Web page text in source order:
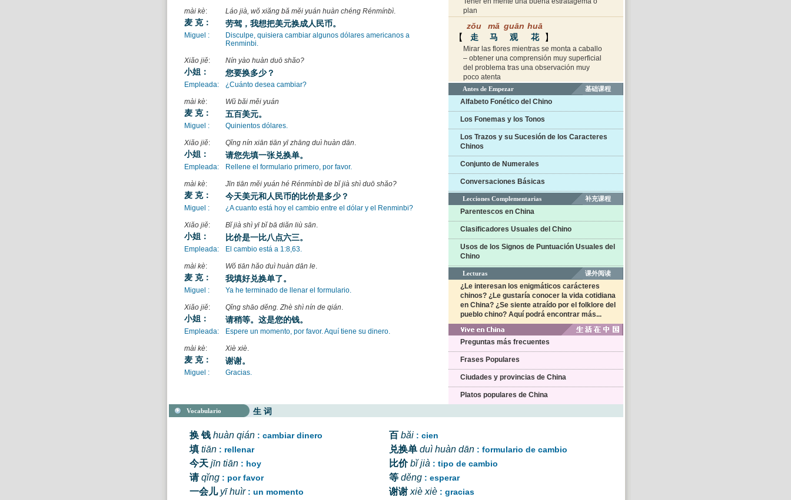
mài kè: Láo jià, wŏ xiăng bă měi yuán huàn chéng Rénmínbì.
麦 克： 劳驾，我想把美元换成人民币。
Miguel :
Disculpe, quisiera cambiar algunos dólares americanos a
Renminbi.
Xiăo jiě: Nín yào huàn duō shăo?
小姐： 您要换多少？
Empleada: ¿Cuánto desea cambiar?
mài kè: Wŭ băi měi yuán
麦 克： 五百美元。
Miguel : Quinientos dólares.
Xiăo jiě: Qĭng nín xiān tiān yī zhāng duì huàn dān.
小姐： 请您先填一张兑换单。
Empleada: Rellene el formulario primero, por favor.
mài kè: Jīn tiān měi yuán hé Rénmínbì de bĭ jià shì duō shăo?
麦 克： 今天美元和人民币的比价是多少？
Miguel : ¿A cuanto está hoy el cambio entre el dólar y el Renminbi?
Xiăo jiě: Bĭ jià shì yī bĭ bā diăn liù sān.
小姐： 比价是一比八点六三。
Empleada: El cambio está a 1:8,63.
mài kè: Wŏ tiān hăo duì huàn dān le.
麦 克： 我填好兑换单了。
Miguel : Ya he terminado de llenar el formulario.
Xiăo jiě: Qĭng shāo dĕng. Zhè shì nín de qián.
小姐： 请稍等。这是您的钱。
Empleada: Espere un momento, por favor. Aquí tiene su dinero.
mài kè: Xiè xiè.
麦 克： 谢谢。
Miguel : Gracias.
Vocabulario 生 词
换 钱 huàn qián : cambiar dinero 百 băi : cien
填 tiān : rellenar 兑换单 duì huàn dān : formulario de cambio
今天 jīn tiān : hoy 比价 bĭ jià : tipo de cambio
请 qĭng : por favor 等 děng : esperar
一会儿 yī huìr : un momento 谢谢 xiè xiè : gracias